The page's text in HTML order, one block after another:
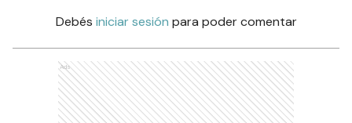
Debés iniciar sesión para poder comentar
Ads